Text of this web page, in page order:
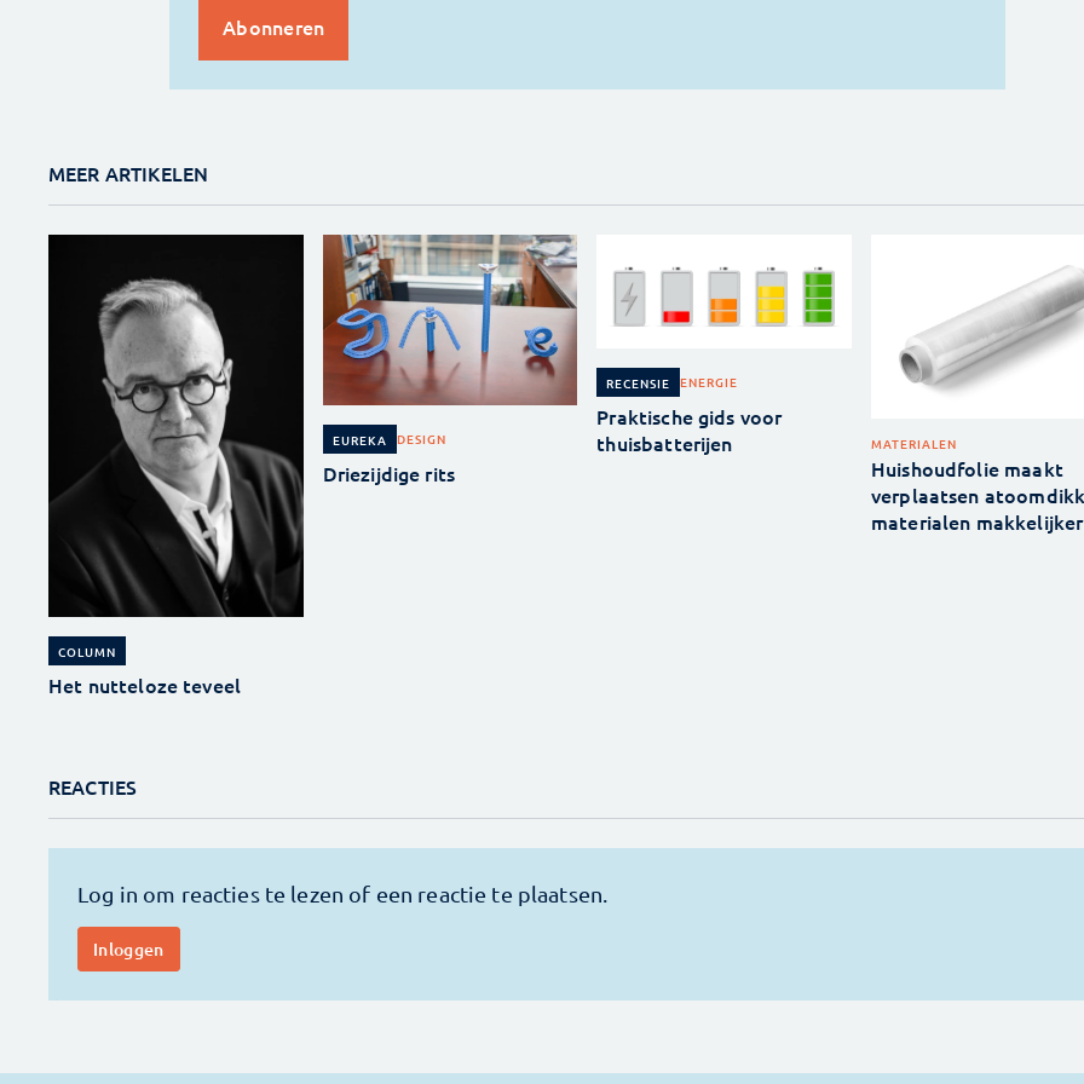
MEER ARTIKELEN
COLUMN
Het nutteloze teveel
EUREKA DESIGN
Driezijdige rits
RECENSIE ENERGIE
Praktische gids voor
thuisbatterijen
MATERIALEN
Huishoudfolie maakt
verplaatsen
materialen makkelijker
REACTIES